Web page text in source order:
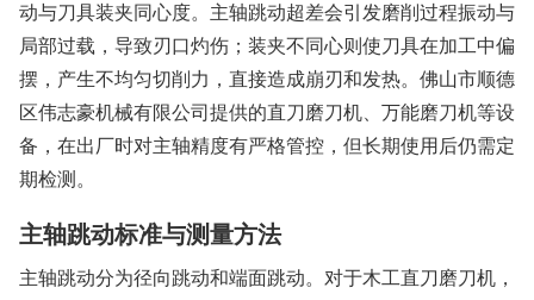
动与刀具装夹同心度。主轴跳动超差会引发磨削过程振动与
局部过载，导致刃口灼伤；装夹不同心则使刀具在加工中偏
摆，产生不均匀切削力，直接造成崩刃和发热。佛山市顺德
区伟志豪机械有限公司提供的直刀磨刀机、万能磨刀机等设
备，在出厂时对主轴精度有严格管控，但长期使用后仍需定
期检测。
主轴跳动标准与测量方法
主轴跳动分为径向跳动和端面跳动。对于木工直刀磨刀机，